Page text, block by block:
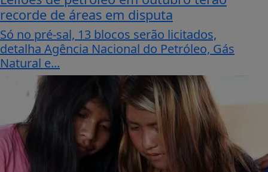
recorde de áreas em disputa
Só no pré-sal, 13 blocos serão licitados,
detalha Agência Nacional do Petróleo, Gás
Natural e...